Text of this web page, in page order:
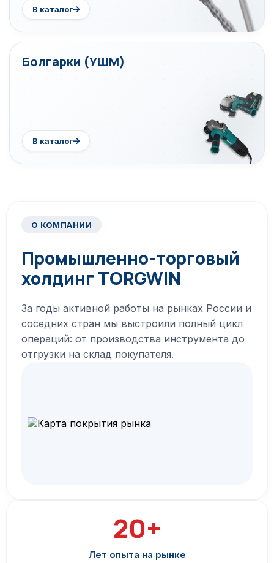
В каталог
Болгарки (УШМ)
В каталог
О КОМПАНИИ
Промышленно-торговый
холдинг TORGWIN
За годы активной работы на рынках России и
соседних стран мы выстроили полный цикл
операций: от производства инструмента до
отгрузки на склад покупателя.
20+
Лет опыта на рынке